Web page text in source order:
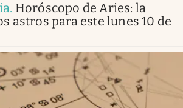
. Horóscopo de Aries: la
astros para este lunes 10 de